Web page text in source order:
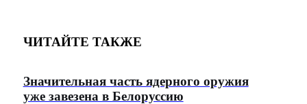
ЧИТАЙТЕ ТАКЖЕ
Значительная часть ядерного оружия
уже завезена в Белоруссию